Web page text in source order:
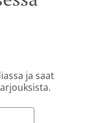
ja saat